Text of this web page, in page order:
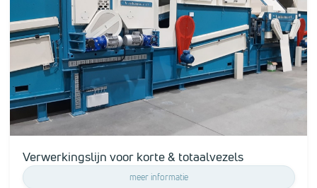
Verwerkingslijn voor korte & totaalvezels
meer informatie